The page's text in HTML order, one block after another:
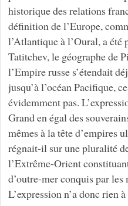
historique des relations
définition de l’Europe,
l’Atlantique à l’Oural, a
Tatitchev, le géographe de
l’Empire russe s’étendait
jusqu’à l’océan Pacifique,
évidemment pas.
Grand en égal des
mêmes à la tête d’empires
régnait-il sur une pluralité
l’Extrême-Orient
d’outre-mer conquis par
L’expression n’a donc rien